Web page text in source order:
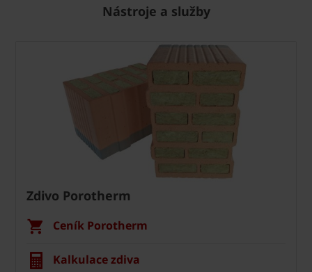
Nástroje a služby
Zdivo Porotherm
Ceník Porotherm
Kalkulace zdiva